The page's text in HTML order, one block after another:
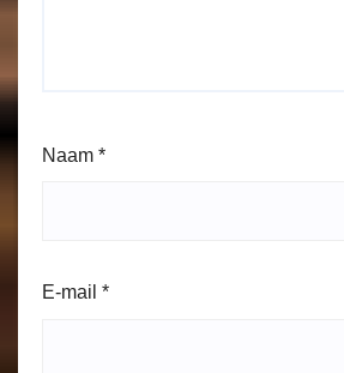
Naam *
E-mail *